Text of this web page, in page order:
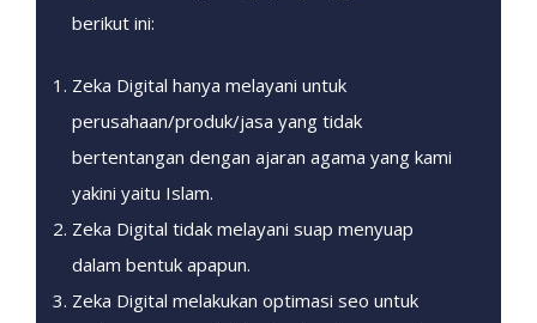
berikut ini:
Zeka Digital hanya melayani untuk
perusahaan/produk/jasa yang tidak
bertentangan dengan ajaran agama yang kami
yakini yaitu Islam.
Zeka Digital tidak melayani suap menyuap
dalam bentuk apapun.
Zeka Digital melakukan optimasi seo untuk